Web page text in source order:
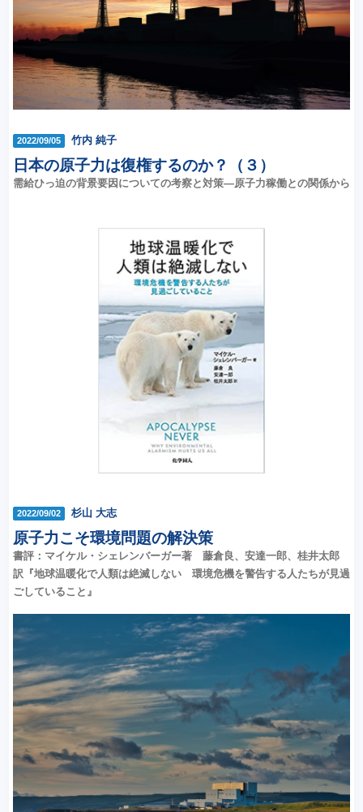
2022/09/05 竹内 純子
日本の原子力は復権するのか？（３）
需給ひっ迫の背景要因についての考察と対策―原子力稼働との関係から
2022/09/02 杉山 大志
原子力こそ環境問題の解決策
書評：マイケル・シェレンバーガー著 藤倉良、安達一郎、桂井太郎
訳『地球温暖化で人類は絶滅しない 環境危機を警告する人たちが見過
ごしていること』